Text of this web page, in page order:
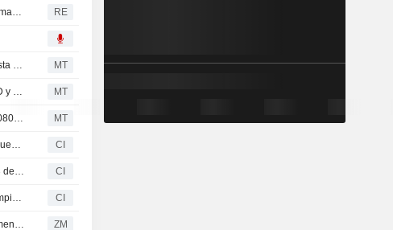
Jacobs supera las previsiones de beneficio trimestral gracias a la fuerte demanda de infraestructuras RE
Jacobs Solutions eleva su beneficio y facturación en el tercer trimestre; ajusta sus previsiones para 2026 MT
Jacobs Solutions prevé un beneficio por acción ajustado de entre 7,20 USD y 7,30 USD para el ejercicio 2026, frente a los 7,23 USD estimados por FactSet MT
Resultados trimestrales: Jacobs Solutions Inc. registra unos ingresos de 4.080 millones USD en el tercer trimestre, frente a los 2.400 millones USD previstos por FactSet MT
Jacobs Solutions Inc. presenta sus resultados del tercer trimestre y de los nueve primeros meses de su ejercicio fiscal 2026 CI
Jacobs Solutions Inc. anuncia un dividendo trimestral que se abonará el 18 de septiembre de 2026 CI
Jacobs y Clark Construction Group impulsan la expansión del transporte limpio de LA Metro ante los Juegos Olímpicos y Paralímpicos de 2028 CI
JACOBS SOLUTIONS INC. : El RBC Capital Markets continua con un recomendación de compra ZM